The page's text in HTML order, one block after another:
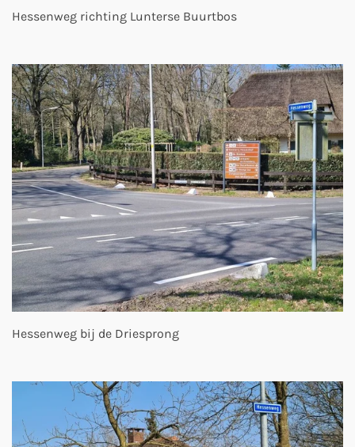
Hessenweg richting Lunterse Buurtbos
Hessenweg bij de Driesprong